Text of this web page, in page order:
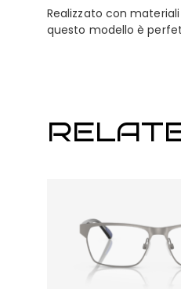
Realizzato con
questo modello è